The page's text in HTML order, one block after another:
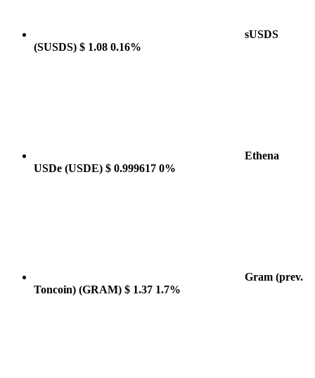
sUSDS
(SUSDS) $ 1.08 0.16%
Ethena
USDe (USDE) $ 0.999617 0%
Gram (prev.
Toncoin) (GRAM) $ 1.37 1.7%